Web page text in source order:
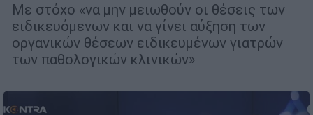
Με στόχο «να μην μειωθούν οι θέσεις των
ειδικευόμενων και να γίνει αύξηση των
οργανικών θέσεων ειδικευμένων γιατρών
των παθολογικών κλινικών»